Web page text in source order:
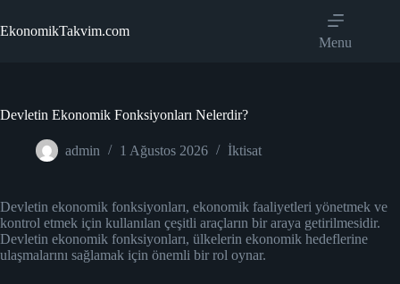
to
content
EkonomikTakvim.com
Menu
Devletin Ekonomik Fonksiyonları Nelerdir?
admin 1 Ağustos 2026 İktisat
Devletin ekonomik fonksiyonları, ekonomik faaliyetleri yönetmek ve
kontrol etmek için kullanılan çeşitli araçların bir araya getirilmesidir.
Devletin ekonomik fonksiyonları, ülkelerin ekonomik hedeflerine
ulaşmalarını sağlamak için önemli bir rol oynar.